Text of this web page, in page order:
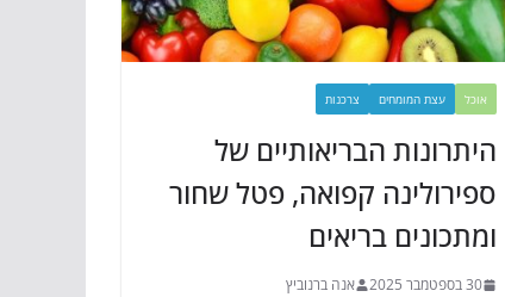
אוכל עצת המומחים צרכנות
היתרונות הבריאותיים של
ספירולינה קפואה, פטל שחור
ומתכונים בריאים
30 בספטמבר 2025 אנה ברנוביץ